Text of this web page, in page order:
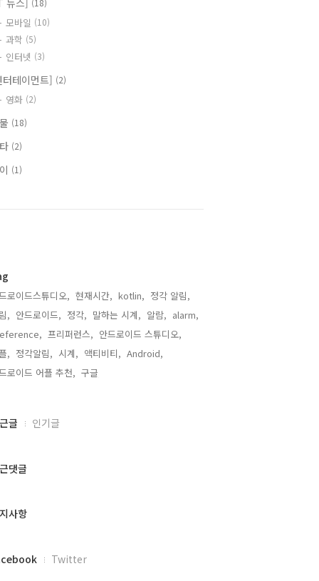
뉴스] (18)
모바일 (10)
과학 (5)
인터넷 (3)
터테이먼트] (2)
영화 (2)
(18)
(2)
(1)
로이드스튜디오, 현재시간, kotlin, 정각 알림,
, 안드로이드, 정각, 말하는 시계, 알람, alarm,
프리퍼런스, 안드로이드 스튜디오,
, 정각알림, 시계, 액티비티, Android,
로이드 어플 추천, 구글,
글 인기글
댓글
사항
Twitter